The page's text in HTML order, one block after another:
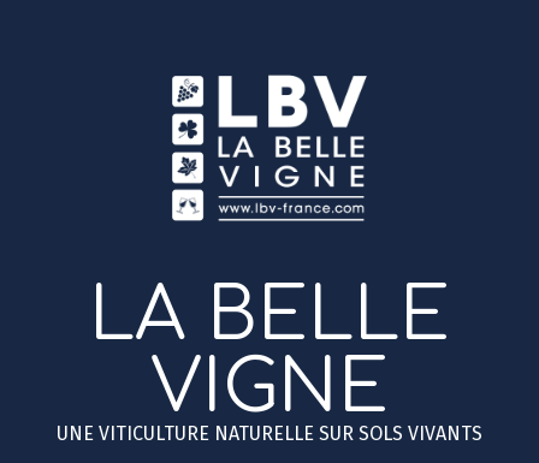
LA BELLE
VIGNE
UNE VITICULTURE NATURELLE SUR SOLS VIVANTS